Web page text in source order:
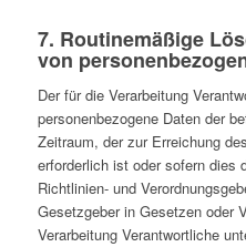
7. Routinemäßige
von
Der für die Verarbeitung
personenbezogene Daten der
Zeitraum, der zur Erreichung
erforderlich ist oder sofern dies
Richtlinien- und
Gesetzgeber in Gesetzen oder
Verarbeitung Verantwortliche